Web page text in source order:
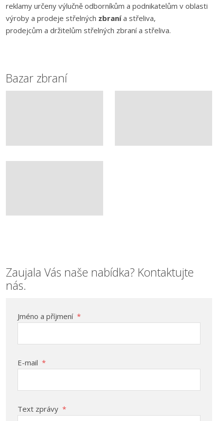
reklamy určeny výlučně odborníkům a podnikatelům v oblasti
výroby a prodeje střelných zbranía střeliva,
prodejcům a držitelům střelných zbraní a střeliva.
Bazar zbraní
Zaujala Vás naše nabídka? Kontaktujte
nás.
Jméno a příjmení *
E-mail *
Text zprávy *